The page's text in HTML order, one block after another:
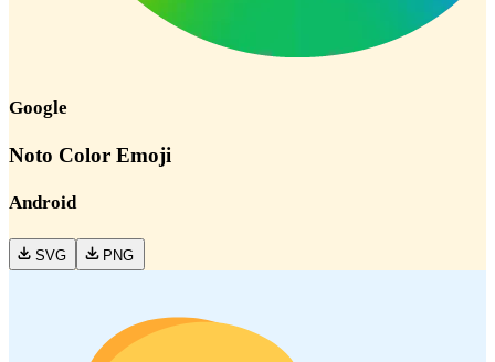
Google
Noto Color Emoji
Android
SVG PNG